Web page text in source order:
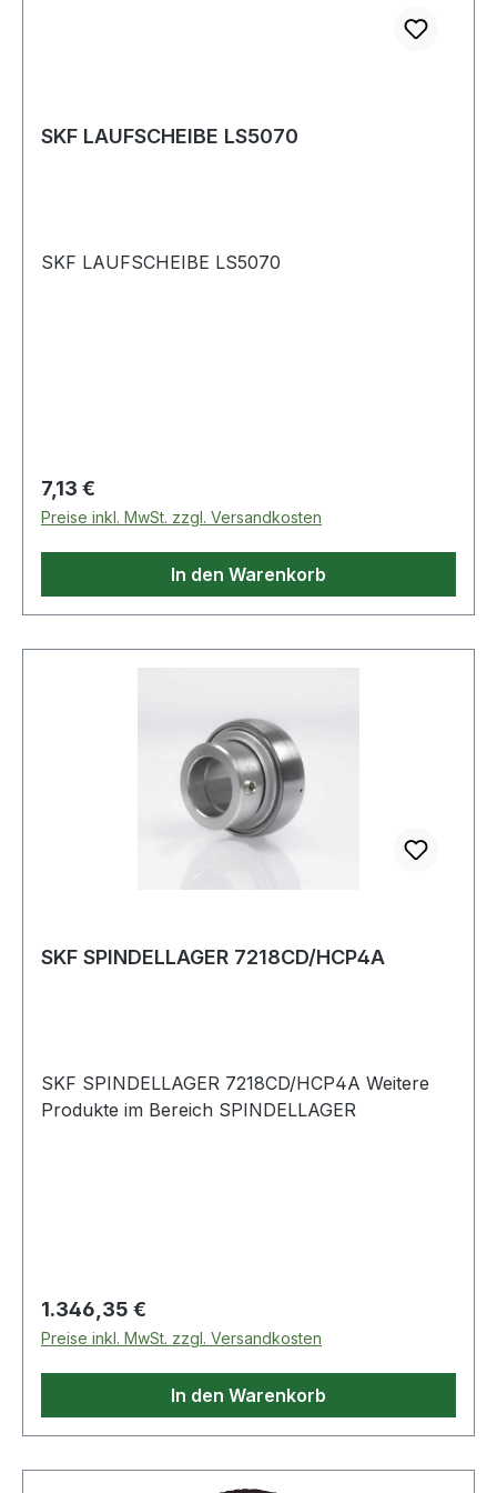
SKF LAUFSCHEIBE LS5070
SKF LAUFSCHEIBE LS5070
Regulärer Preis:
7,13 €
Preise inkl. MwSt. zzgl. Versandkosten
In den Warenkorb
SKF SPINDELLAGER 7218CD/HCP4A
SKF SPINDELLAGER 7218CD/HCP4A Weitere
Produkte im Bereich SPINDELLAGER
Regulärer Preis:
1.346,35 €
Preise inkl. MwSt. zzgl. Versandkosten
In den Warenkorb